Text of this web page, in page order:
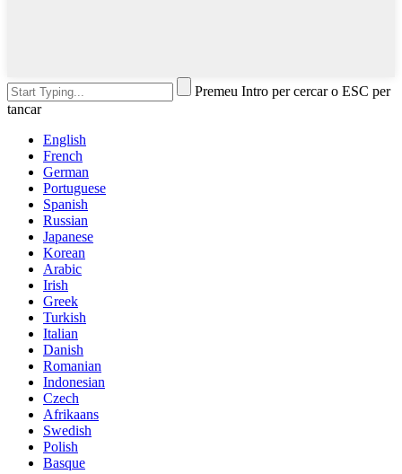
Premeu Intro per cercar o ESC per
tancar
English
French
German
Portuguese
Spanish
Russian
Japanese
Korean
Arabic
Irish
Greek
Turkish
Italian
Danish
Romanian
Indonesian
Czech
Afrikaans
Swedish
Polish
Basque